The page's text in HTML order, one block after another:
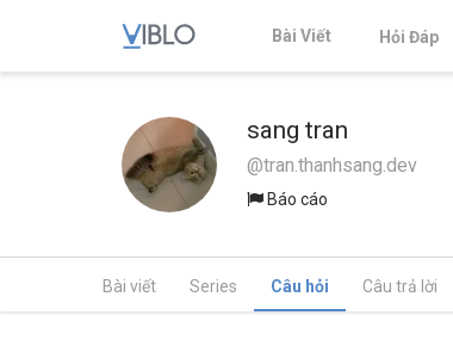
Bài Viết Hỏi Đáp
sang tran
@tran.thanhsang.dev
Báo cáo
Bài viết Series Câu hỏi Câu trả lời